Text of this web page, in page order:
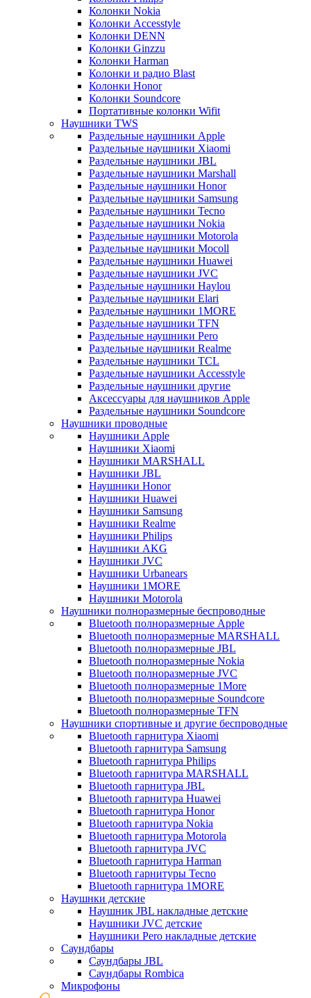
Колонки Nokia
Колонки Accesstyle
Колонки DENN
Колонки Ginzzu
Колонки Harman
Колонки и радио Blast
Колонки Honor
Колонки Soundcore
Портативные колонки Wifit
Наушники TWS
Раздельные наушники Apple
Раздельные наушники Xiaomi
Раздельные наушники JBL
Раздельные наушники Marshall
Раздельные наушники Honor
Раздельные наушники Samsung
Раздельные наушники Tecno
Раздельные наушники Nokia
Раздельные наушники Motorola
Раздельные наушники Mocoll
Раздельные наушники Huawei
Раздельные наушники JVC
Раздельные наушники Haylou
Раздельные наушники Elari
Раздельные наушники 1MORE
Раздельные наушники TFN
Раздельные наушники Pero
Раздельные наушники Realme
Раздельные наушники TCL
Раздельные наушники Accesstyle
Раздельные наушники другие
Аксессуары для наушников Apple
Раздельные наушники Soundcore
Наушники проводные
Наушники Apple
Наушники Xiaomi
Наушники MARSHALL
Наушники JBL
Наушники Honor
Наушники Huawei
Наушники Samsung
Наушники Realme
Наушники Philips
Наушники AKG
Наушники JVC
Наушники Urbanears
Наушники 1MORE
Наушники Motorola
Наушники полноразмерные беспроводные
Bluetooth полноразмерные Apple
Bluetooth полноразмерные MARSHALL
Bluetooth полноразмерные JBL
Bluetooth полноразмерные Nokia
Bluetooth полноразмерные JVC
Bluetooth полноразмерные 1More
Bluetooth полноразмерные Soundcore
Bluetooth полноразмерные TFN
Наушники спортивные и другие беспроводные
Bluetooth гарнитура Xiaomi
Bluetooth гарнитура Samsung
Bluetooth гарнитура Philips
Bluetooth гарнитура MARSHALL
Bluetooth гарнитура JBL
Bluetooth гарнитура Huawei
Bluetooth гарнитура Honor
Bluetooth гарнитура Nokia
Bluetooth гарнитура Motorola
Bluetooth гарнитура JVC
Bluetooth гарнитура Harman
Bluetooth гарнитуры Tecno
Bluetooth гарнитура 1MORE
Наушнки детские
Наушник JBL накладные детские
Наушники JVC детские
Наушники Pero накладные детские
Саундбары
Саундбары JBL
Саундбары Rombica
Микрофоны